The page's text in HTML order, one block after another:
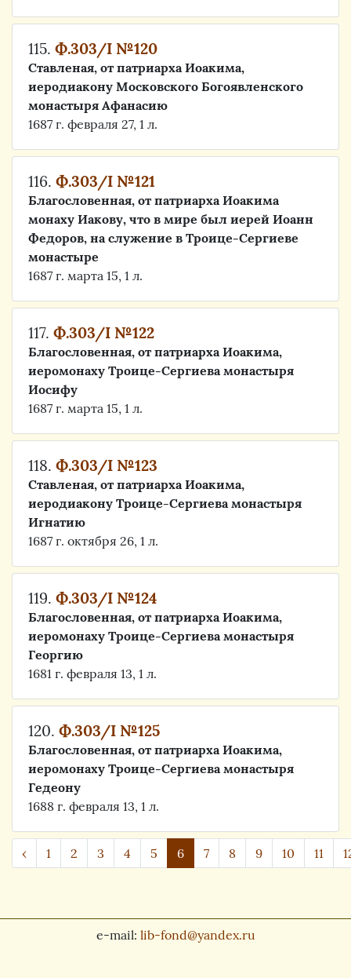
115. Ф.303/I №120
Ставленая, от патриарха Иоакима,
иеродиакону Московского Богоявленского
монастыря Афанасию
1687 г. февраля 27, 1 л.
116. Ф.303/I №121
Благословенная, от патриарха Иоакима
монаху Иакову, что в мире был иерей Иоанн
Федоров, на служение в Троице-Сергиеве
монастыре
1687 г. марта 15, 1 л.
117. Ф.303/I №122
Благословенная, от патриарха Иоакима,
иеромонаху Троице-Сергиева монастыря
Иосифу
1687 г. марта 15, 1 л.
118. Ф.303/I №123
Ставленая, от патриарха Иоакима,
иеродиакону Троице-Сергиева монастыря
Игнатию
1687 г. октября 26, 1 л.
119. Ф.303/I №124
Благословенная, от патриарха Иоакима,
иеромонаху Троице-Сергиева монастыря
Георгию
1681 г. февраля 13, 1 л.
120. Ф.303/I №125
Благословенная, от патриарха Иоакима,
иеромонаху Троице-Сергиева монастыря
Гедеону
1688 г. февраля 13, 1 л.
‹ 1 2 3 4 5 6 7 8 9 10 11
e-mail: lib-fond@yandex.ru